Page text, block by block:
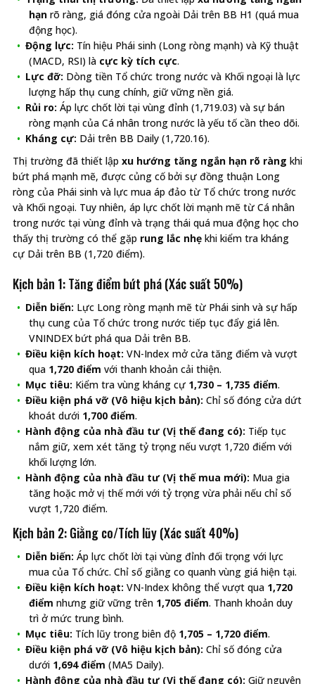
hạn rõ ràng, giá đóng cửa ngoài Dải trên BB H1 (quá mua
động học).
Động lực: Tín hiệu Phái sinh (Long ròng mạnh) và Kỹ thuật
(MACD, RSI) là cực kỳ tích cực.
Lực đỡ: Dòng tiền Tổ chức trong nước và Khối ngoại là lực
lượng hấp thụ cung chính, giữ vững nền giá.
Rủi ro: Áp lực chốt lời tại vùng đỉnh (1,719.03) và sự bán
ròng mạnh của Cá nhân trong nước là yếu tố cần theo dõi.
Kháng cự: Dải trên BB Daily (1,720.16).
Thị trường đã thiết lập xu hướng tăng ngắn hạn rõ ràng khi
bứt phá mạnh mẽ, được củng cố bởi sự đồng thuận Long
ròng của Phái sinh và lực mua áp đảo từ Tổ chức trong nước
và Khối ngoại. Tuy nhiên, áp lực chốt lời mạnh mẽ từ Cá nhân
trong nước tại vùng đỉnh và trạng thái quá mua động học cho
thấy thị trường có thể gặp rung lắc nhẹ khi kiểm tra kháng
cự Dải trên BB (1,720 điểm).
Kịch bản 1: Tăng điểm bứt phá (Xác suất 50%)
Diễn biến: Lực Long ròng mạnh mẽ từ Phái sinh và sự hấp
thụ cung của Tổ chức trong nước tiếp tục đẩy giá lên.
VNINDEX bứt phá qua Dải trên BB.
Điều kiện kích hoạt: VN-Index mở cửa tăng điểm và vượt
qua 1,720 điểm với thanh khoản cải thiện.
Mục tiêu: Kiểm tra vùng kháng cự 1,730 – 1,735 điểm.
Điều kiện phá vỡ (Vô hiệu kịch bản): Chỉ số đóng cửa dứt
khoát dưới 1,700 điểm.
Hành động của nhà đầu tư (Vị thế đang có): Tiếp tục
nắm giữ, xem xét tăng tỷ trọng nếu vượt 1,720 điểm với
khối lượng lớn.
Hành động của nhà đầu tư (Vị thế mua mới): Mua gia
tăng hoặc mở vị thế mới với tỷ trọng vừa phải nếu chỉ số
vượt 1,720 điểm.
Kịch bản 2: Giằng co/Tích lũy (Xác suất 40%)
Diễn biến: Áp lực chốt lời tại vùng đỉnh đối trọng với lực
mua của Tổ chức. Chỉ số giằng co quanh vùng giá hiện tại.
Điều kiện kích hoạt: VN-Index không thể vượt qua 1,720
điểm nhưng giữ vững trên 1,705 điểm. Thanh khoản duy
trì ở mức trung bình.
Mục tiêu: Tích lũy trong biên độ 1,705 – 1,720 điểm.
Điều kiện phá vỡ (Vô hiệu kịch bản): Chỉ số đóng cửa
dưới 1,694 điểm (MA5 Daily).
Hành động của nhà đầu tư (Vị thế đang có): Giữ nguyên